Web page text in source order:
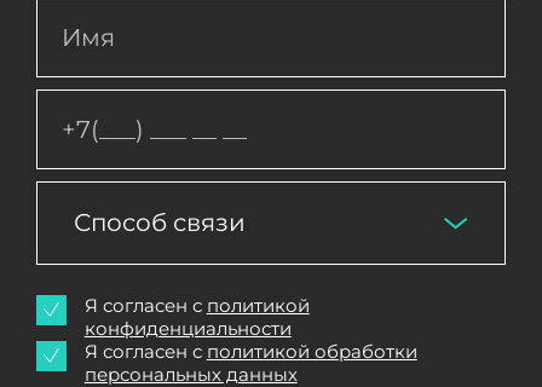
Способ связи
Я согласен с политикой
конфиденциальности
Я согласен с политикой обработки
персональных данных